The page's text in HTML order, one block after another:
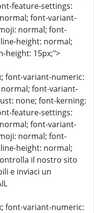
feature-settings:
font-variant-
normal; font-
height: normal;
height: 15px;">
font-variant-numeric:
font-variant-
none; font-kerning:
feature-settings:
font-variant-
normal; font-
height: normal;
il nostro sito
e inviaci un
font-variant-numeric: